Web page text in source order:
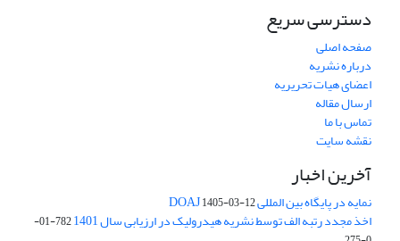
دسترسی سریع
صفحه اصلی
درباره نشریه
اعضای هیات تحریریه
ارسال مقاله
تماس با ما
نقشه سایت
آخرین اخبار
نمایه در پایگاه بین المللی DOAJ1405-03-12
اخذ مجدد رتبه الف توسط نشریه هیدرولیک در ارزیابی سال 1401
782-01-